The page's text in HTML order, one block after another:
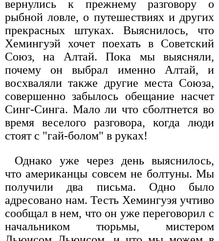
вернулись к прежнему разговору о
рыбной ловле, о путешествиях и других
прекрасных штуках. Выяснилось, что
Хемингуэй хочет поехать в Советский
Союз, на Алтай. Пока мы выясняли,
почему он выбрал именно Алтай, и
восхваляли также другие места Союза,
совершенно забылось обещание насчет
Синг-Синга. Мало ли что сболтнется во
время веселого разговора, когда люди
стоят с "гай-болом" в руках!
Однако уже через день выяснилось,
что американцы совсем не болтуны. Мы
получили два письма. Одно было
адресовано нам. Тесть Хемингуэя учтиво
сообщал в нем, что он уже переговорил с
начальником тюрьмы, мистером